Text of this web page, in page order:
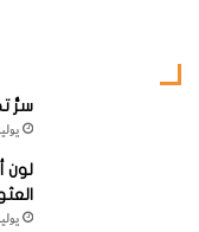
سابق من هذا العام،
المحلية حول إمكانية
وسجلوا معه مقابلة
شخص جاد بالتحقيق.
وهنا يدخل لورانس
سرُّ
يوليو 2,
لون
يوليو 2,